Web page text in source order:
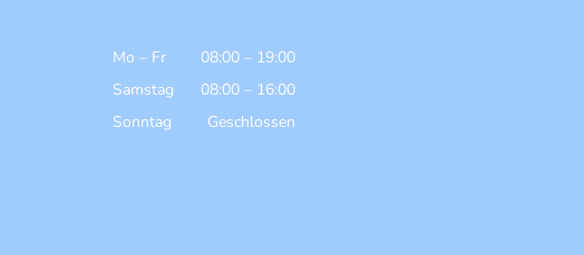
Mo – Fr 08:00 – 19:00
Samstag
08:00 – 16:00
Sonntag
Geschlossen